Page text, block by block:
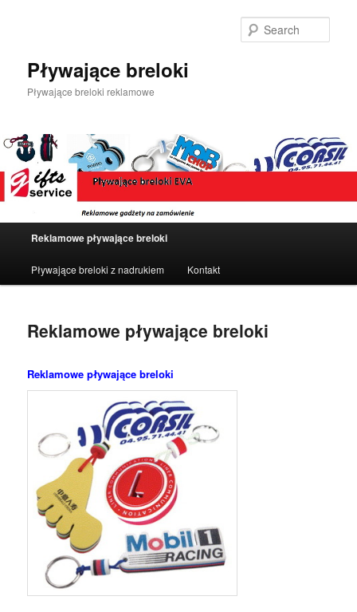
Pływające breloki
Pływające breloki reklamowe
Skip
to
content
Reklamowe pływające breloki
Pływające breloki z nadrukiem Kontakt
Reklamowe pływające breloki
Reklamowe pływające breloki